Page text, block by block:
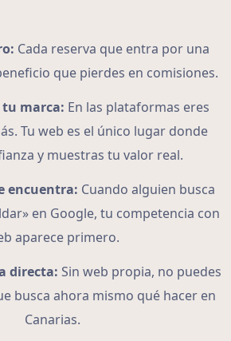
Cada reserva que entra por una
que pierdes en comisiones.
marca: En las plataformas eres
Tu web es el único lugar donde
y muestras tu valor real.
encuentra: Cuando alguien busca
en Google, tu competencia con
aparece primero.
directa: Sin web propia, no puedes
busca ahora mismo qué hacer en
Canarias.